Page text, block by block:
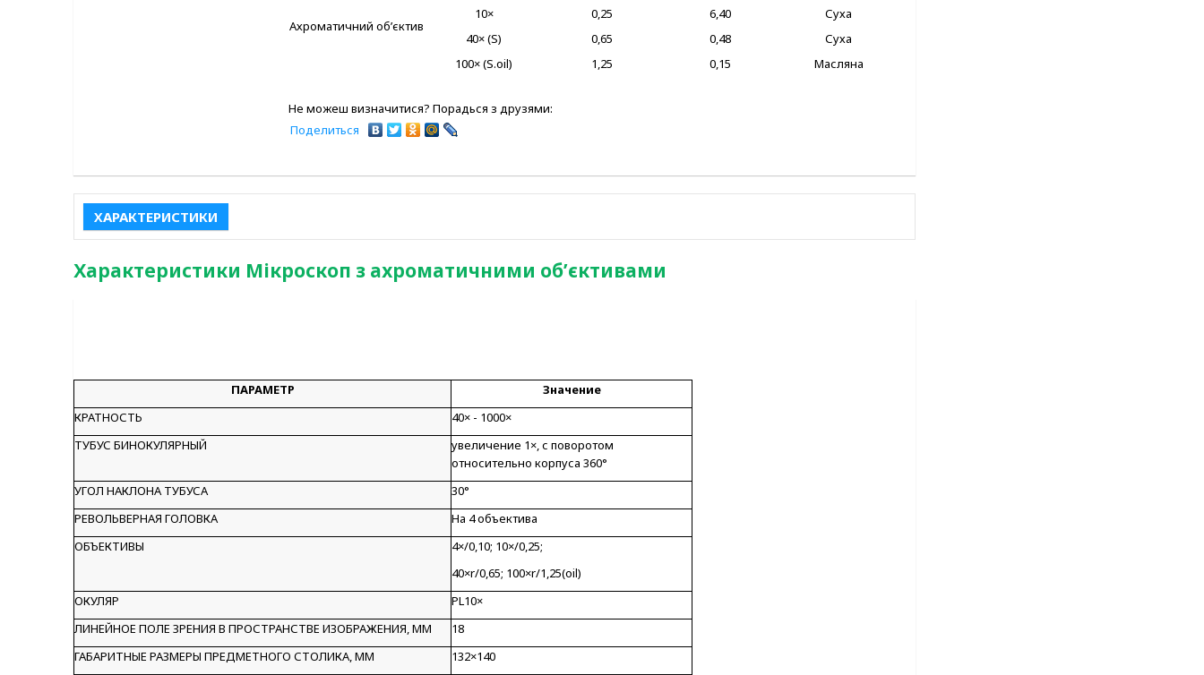
Ахроматичний об’єктив
10×
0,25 6,40
Суха
40× (S)
0,65 0,48
Суха
100× (S.oil)
1,25 0,15 Масляна
Не можеш визначитися? Порадься з друзями:
Поделиться
ХАРАКТЕРИСТИКИ
Характеристики Мікроскоп з ахроматичними об’єктивами
ПАРАМЕТР
Значение
КРАТНОСТЬ
40× - 1000×
ТУБУС БИНОКУЛЯРНЫЙ
увеличение 1×, с поворотом
относительно корпуса 360°
УГОЛ НАКЛОНА ТУБУСА
30°
РЕВОЛЬВЕРНАЯ ГОЛОВКА
На 4 объектива
ОБЪЕКТИВЫ
4×/0,10; 10×/0,25;
40×r/0,65; 100×r/1,25(oil)
ОКУЛЯР
PL10×
ЛИНЕЙНОЕ ПОЛЕ ЗРЕНИЯ В ПРОСТРАНСТВЕ ИЗОБРАЖЕНИЯ, ММ
18
ГАБАРИТНЫЕ РАЗМЕРЫ ПРЕДМЕТНОГО СТОЛИКА, ММ
132×140